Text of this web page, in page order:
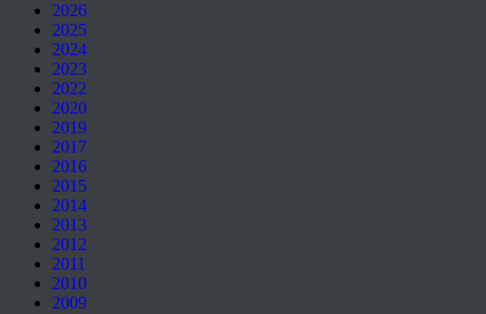
2026
2025
2024
2023
2022
2020
2019
2017
2016
2015
2014
2013
2012
2011
2010
2009